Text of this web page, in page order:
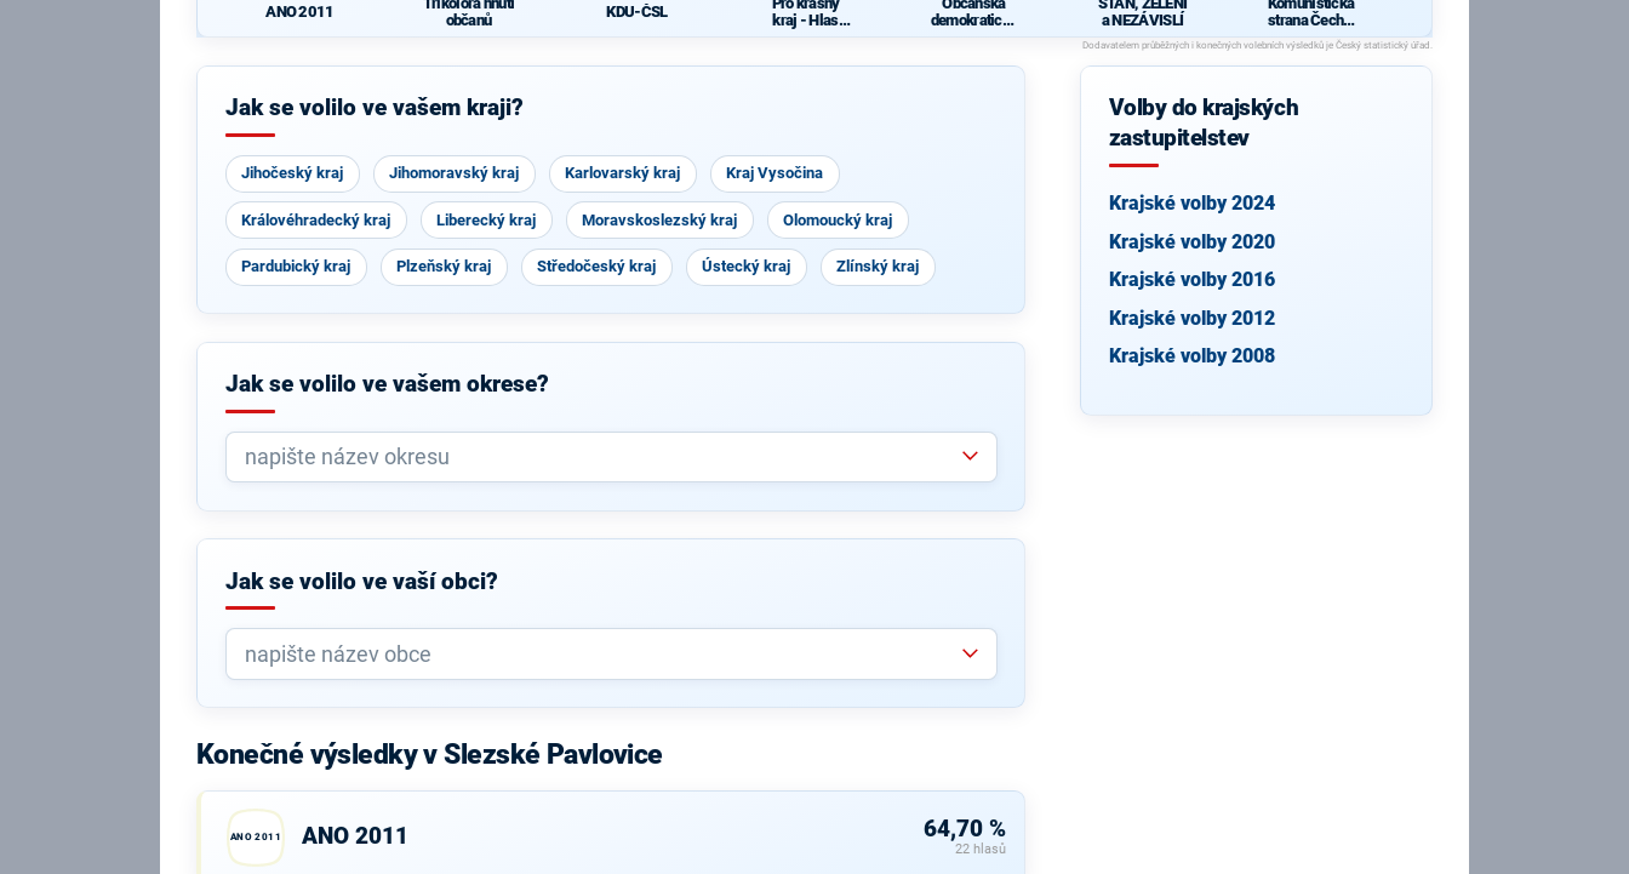
ANO 2011
občanů
KDU-ČSL
kraj - Hlas
Koalice ODA,
demokratická
strana s
09
a NEZÁVISLÍ
strana Čech a
Moravy
Jak se volilo ve vašem kraji?
Jihočeský kraj Jihomoravský kraj Karlovarský kraj Kraj Vysočina
Královéhradecký kraj Liberecký kraj Moravskoslezský kraj Olomoucký kraj
Pardubický kraj Plzeňský kraj Středočeský kraj Ústecký kraj Zlínský kraj
Jak se volilo ve vašem okrese?
Jak se volilo ve vaší obci?
Konečné výsledky v Slezské Pavlovice
ANO 2011 ANO 2011 64,70 %
22 hlasů
Volby do krajských
zastupitelstev
Krajské volby 2024
Krajské volby 2020
Krajské volby 2016
Krajské volby 2012
Krajské volby 2008